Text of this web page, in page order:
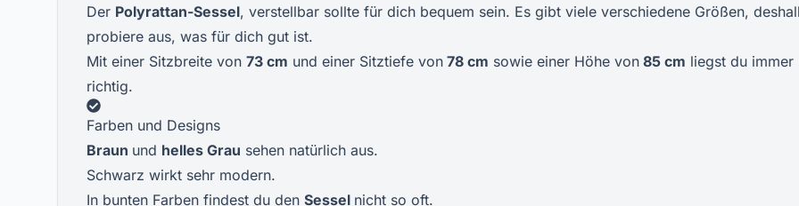
Der Polyrattan-Sessel, verstellbar sollte für dich bequem sein. Es gibt viele verschiedene Größen,
probiere aus, was für dich gut ist.
Mit einer Sitzbreite von 73 cm und einer Sitztiefe von 78 cm sowie einer Höhe von 85 cm liegst du immer
richtig.
Farben und Designs
Braun und helles Grau sehen natürlich aus.
Schwarz wirkt sehr modern.
In bunten Farben findest du den Sessel nicht so oft.